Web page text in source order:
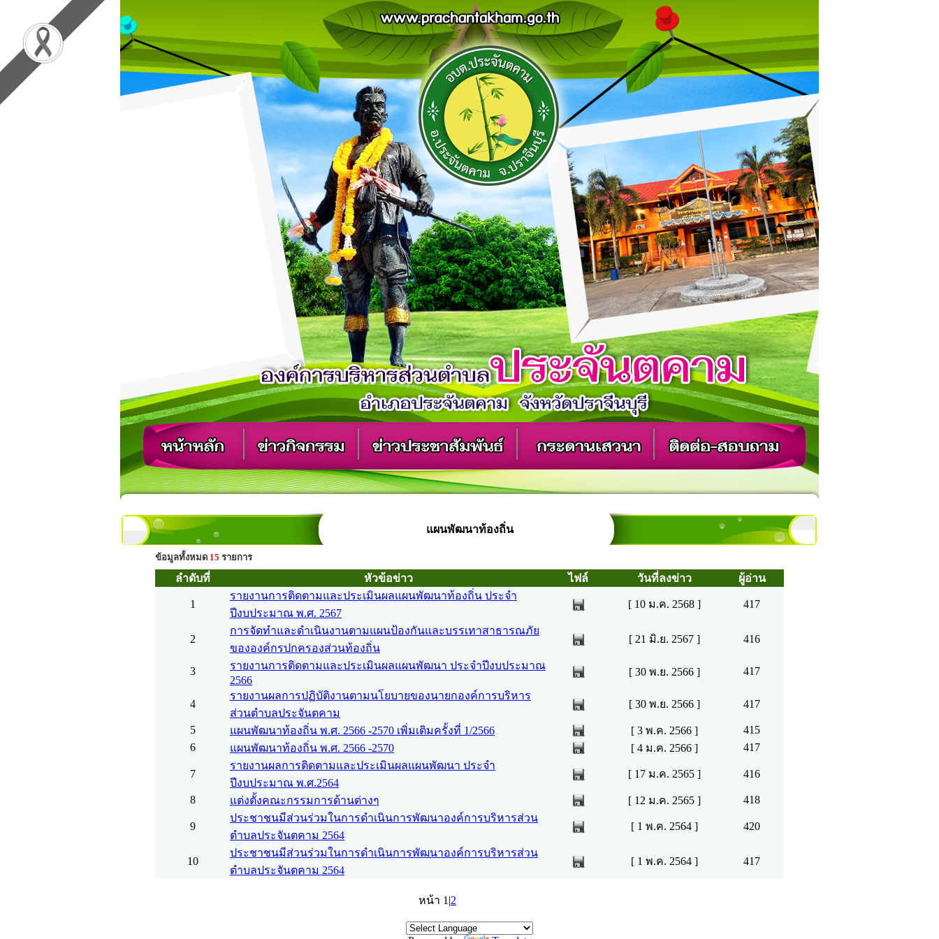
แผนพัฒนาท้องถิ่น
ข้อมูลทั้งหมด 15 รายการ
ลำดับที่ หัวข้อข่าว ไฟล์ วันที่ลงข่าว ผู้อ่าน
1
รายงานการติดตามและประเมินผลแผนพัฒนาท้องถิ่น ประจำ
ปีงบประมาณ พ.ศ. 2567
[ 10 ม.ค. 2568 ] 417
2
การจัดทำและดำเนินงานตามแผนป้องกันและบรรเทาสาธารณภัย
ขององค์กรปกครองส่วนท้องถิ่น
[ 21 มิ.ย. 2567 ] 416
3
รายงานการติดตามและประเมินผลแผนพัฒนา ประจำปีงบประมาณ
2566
[ 30 พ.ย. 2566 ] 417
4
รายงานผลการปฏิบัติงานตามนโยบายของนายกองค์การบริหาร
ส่วนตำบลประจันตคาม
[ 30 พ.ย. 2566 ] 417
5 แผนพัฒนาท้องถิ่น พ.ศ. 2566 -2570 เพิ่มเติมครั้งที่ 1/2566 [ 3 พ.ค. 2566 ]
415
6
แผนพัฒนาท้องถิ่น พ.ศ. 2566 -2570 [ 4 ม.ค. 2566 ] 417
7
รายงานผลการติดตามและประเมินผลแผนพัฒนา ประจำ
ปีงบประมาณ พ.ศ.2564
[ 17 ม.ค. 2565 ] 416
8 แต่งตั้งคณะกรรมการด้านต่างๆ [ 12 ม.ค. 2565 ] 418
9
ประชาชนมีส่วนร่วมในการดำเนินการพัฒนาองค์การบริหารส่วน
ตำบลประจันตคาม 2564
[ 1 พ.ค. 2564 ] 420
10
ประชาชนมีส่วนร่วมในการดำเนินการพัฒนาองค์การบริหารส่วน
ตำบลประจันตคาม 2564
[ 1 พ.ค. 2564 ] 417
หน้า 1|2